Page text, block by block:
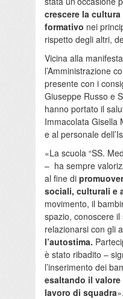
crescere la
formativo nei
rispetto degli altri,
Vicina alla
l’Amministrazione
presente con i
Giuseppe Russo e
hanno portato il
Immacolata Gisella
e al personale
«La scuola “SS.
– ha sempre
al fine di
sociali, culturali e
movimento, il
spazio, conoscere
relazionarsi con gli
l’autostima.
è stato ribadito –
l’inserimento dei
esaltando il
lavoro di squadra».